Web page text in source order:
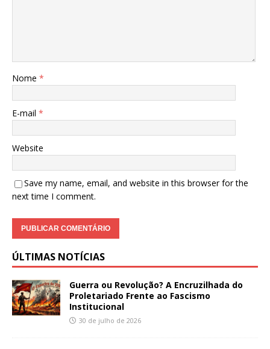
Nome *
E-mail *
Website
Save my name, email, and website in this browser for the
next time I comment.
ÚLTIMAS NOTÍCIAS
Guerra ou Revolução? A Encruzilhada do
Proletariado Frente ao Fascismo
Institucional
30 de julho de 2026